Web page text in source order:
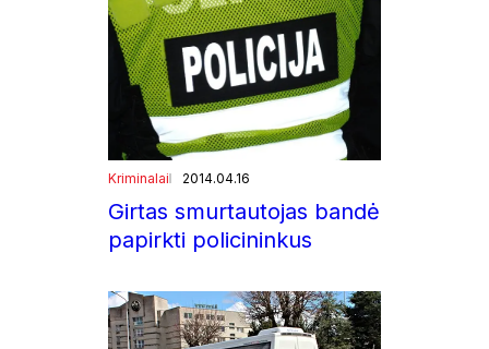
Kriminalai 2014.04.16
Girtas smurtautojas bandė
papirkti policininkus